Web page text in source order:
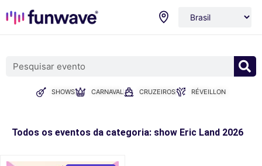
SHOWS CARNAVAL CRUZEIROS RÉVEILLON
Todos os eventos da categoria: show Eric Land 2026